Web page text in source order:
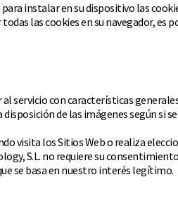
instalar en su dispositivo las
las cookies en su navegador, es
servicio con características
de las imágenes según si
visita los Sitios Web o realiza
S.L. no requiere su
se basa en nuestro interés legítimo.